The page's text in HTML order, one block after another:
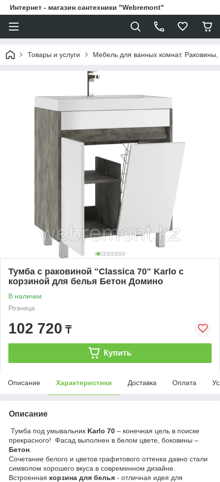
Интернет - магазин сантехники "Webremont"
Товары и услуги Мебель для ванных комнат.
Тумба с раковиной "Classica 70" Karlo с
корзиной для белья Бетон Домино
В наличии
Розница
102 720 ₸
Купить
Описание Характеристики Доставка Оплата
Описание
Тумба под умывальник Karlo 70 – конечная цель в поиске
прекрасного! Фасад выполнен в белом цвете, боковины –
Бетон
Сочетание белого и цветов графитового оттенка давно стали
символом хорошего вкуса в современном дизайне.
Встроенная корзина для белья - отличная идея для